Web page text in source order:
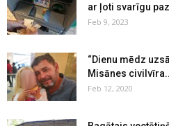
ar ļoti svarīgu
Feb 9, 2023
“Dienu mēdz
Misānes
Feb 12, 2020